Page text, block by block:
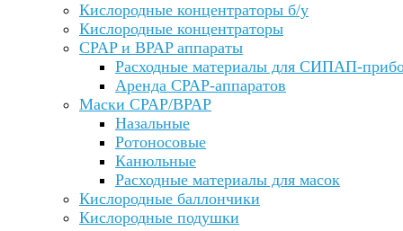
Кислородные концентраторы б/у
Кислородные концентраторы
CPAP и BPAP аппараты
Расходные материалы для СИПАП-
Аренда CPAP-аппаратов
Маски CPAP/BPAP
Назальные
Ротоносовые
Канюльные
Расходные материалы для масок
Кислородные баллончики
Кислородные подушки